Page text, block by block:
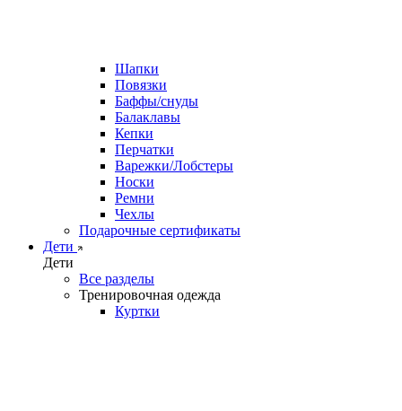
Шапки
Повязки
Баффы/снуды
Балаклавы
Кепки
Перчатки
Варежки/Лобстеры
Носки
Ремни
Чехлы
Подарочные сертификаты
Дети
Дети
Все разделы
Тренировочная одежда
Куртки